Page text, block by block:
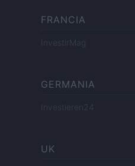
FRANCIA
InvestirMag
GERMANIA
Investieren24
UK